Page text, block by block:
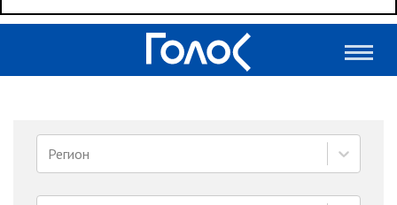
Регион